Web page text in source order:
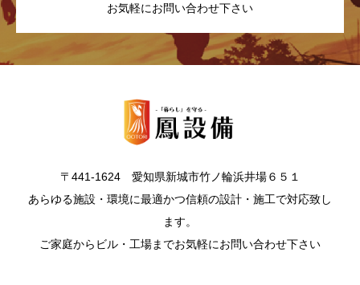
お気軽にお問い合わせ下さい
〒441-1624 愛知県新城市竹ノ輪浜井場６５１
あらゆる施設・環境に最適かつ信頼の設計・施工で対応致し
ます。
ご家庭からビル・工場までお気軽にお問い合わせ下さい